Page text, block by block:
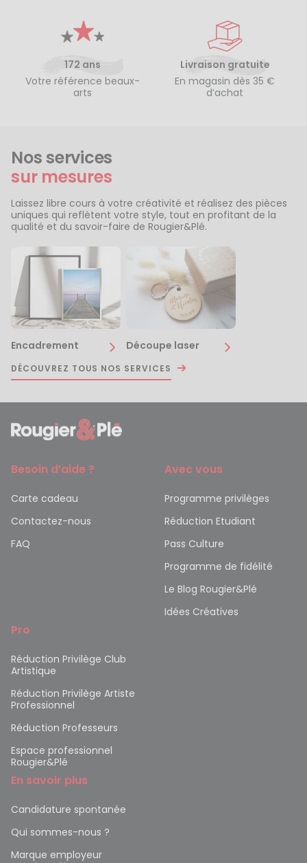
172 ans
Votre référence beaux-
arts
Livraison gratuite
En magasin dès 35 €
d’achat
Nos services
sur mesures
Laissez libre cours à votre créativité et réalisez des pièces
uniques qui reflètent votre style, tout en profitant de la
qualité et du savoir-faire de Rougier&Plé.
Encadrement Découpe laser
DÉCOUVREZ TOUS NOS SERVICES
Besoin d’aide ?
Carte cadeau
Contactez-nous
FAQ
Avec vous
Programme privilèges
Réduction Etudiant
Pass Culture
Programme de fidélité
Le Blog Rougier&Plé
Idées Créatives
Pro
Réduction Privilège Club
Artistique
Réduction Privilège Artiste
Professionnel
Réduction Professeurs
Espace professionnel
Rougier&Plé
En savoir plus
Candidature spontanée
Qui sommes-nous ?
Marque employeur